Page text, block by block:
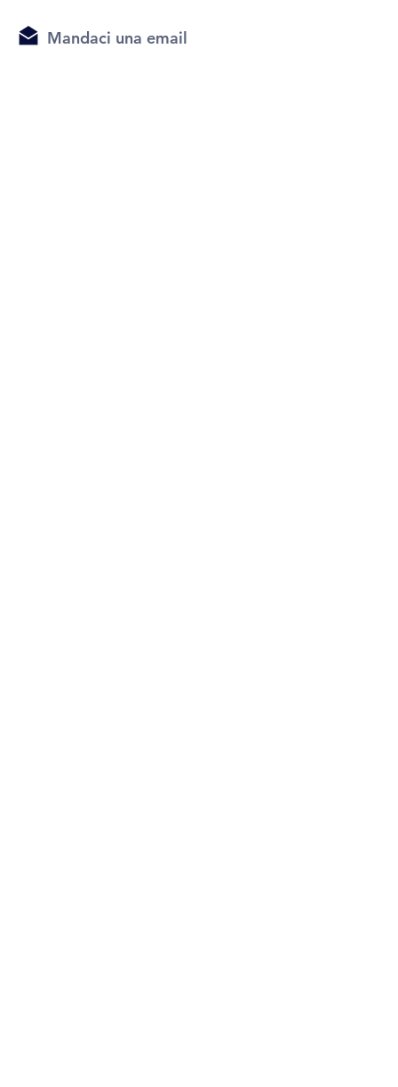
Mandaci una email